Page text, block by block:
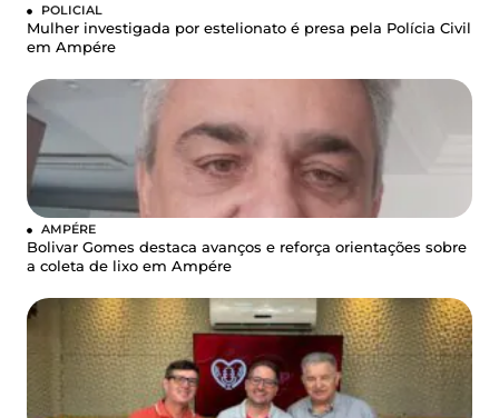
POLICIAL
Mulher investigada por estelionato é presa pela Polícia Civil
em Ampére
AMPÉRE
Bolivar Gomes destaca avanços e reforça orientações sobre
a coleta de lixo em Ampére